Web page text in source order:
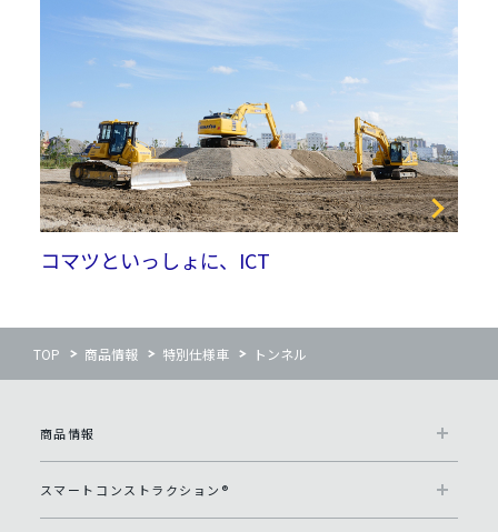
コマツといっしょに、ICT
TOP 商品情報 特別仕様車 トンネル
商品情報
スマートコンストラクション®